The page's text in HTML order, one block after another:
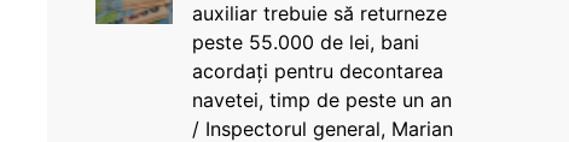
auxiliar trebuie să returneze
peste 55.000 de lei, bani
acordați pentru decontarea
navetei, timp de peste un an
/ Inspectorul general, Marian